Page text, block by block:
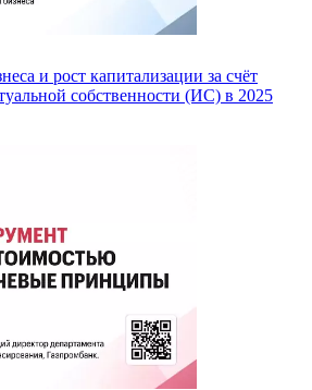
и рост капитализации за счёт
собственности (ИС) в 2025